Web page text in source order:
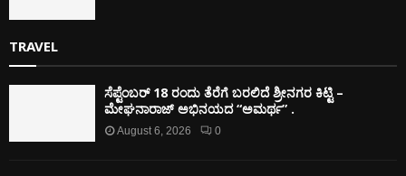
TRAVEL
ಸೆಪ್ಟೆಂಬರ್ 18 ರಂದು ತೆರೆಗೆ ಬರಲಿದೆ ಶ್ರೀನಗರ ಕಿಟ್ಟಿ –
ಮೇಘನಾರಾಜ್ ಅಭಿನಯದ “ಅಮರ್ಥ” .
August 6, 2026 0